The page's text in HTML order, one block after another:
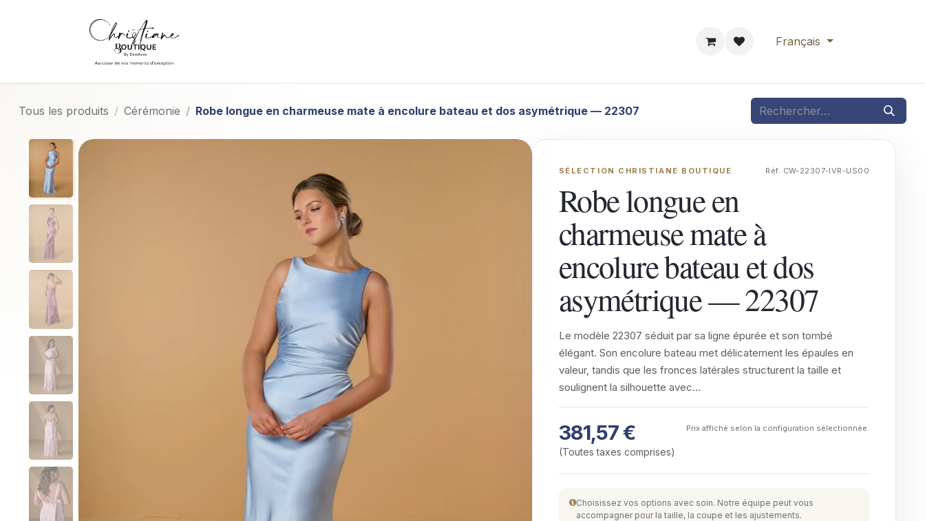
Français
Tous les produits Cérémonie Robe longue en charmeuse mate à encolure bateau et dos asymétrique — 22307
SÉLECTION CHRISTIANE BOUTIQUE Réf. CW-22307-IVR-US00
Robe longue en
charmeuse mate à
encolure bateau et dos
asymétrique — 22307
Le modèle 22307 séduit par sa ligne épurée et son tombé
élégant. Son encolure bateau met délicatement les épaules en
valeur, tandis que les fronces latérales structurent la taille et
soulignent la silhouette avec…
381,57€
(Toutes taxes comprises)
Prix affiché selon la configuration sélectionnée.
Choisissez vos options avec soin. Notre équipe peut vous
accompagner pour la taille, la coupe et les ajustements.